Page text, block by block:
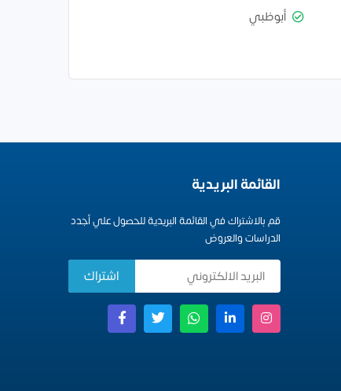
أبوظبي
القائمة البريدية
قم بالاشتراك في القائمة البريدية للحصول علي أجدد
الدراسات والعروض